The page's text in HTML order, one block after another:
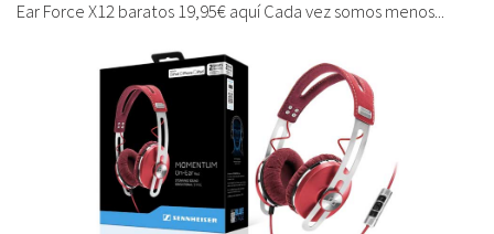
Ear Force X12 baratos 19,95€ aquí Cada vez somos menos...